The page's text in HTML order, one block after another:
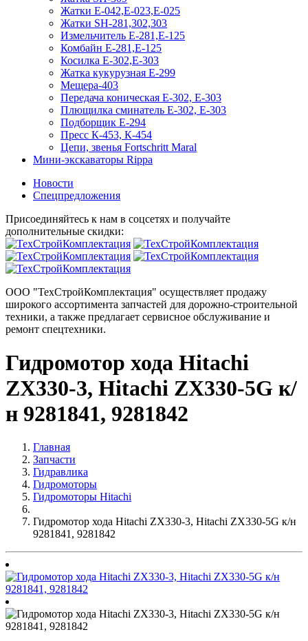
Жатки Е-042,Е-023,Е-025
Жатки SH-281,302,303
Измельчитель Е-281,Е-125
Комбайн Е-281,Е-125
Косилка Е-302,Е-303
Жатка кукурузная Е-299
Мещера-403
Передача коническая Е-302, Е-303
Плющилка сминатель Е-302, Е-303
Подборщик Е-294
Пресс К-453, К-454
Цепи, звенья Fortschritt Maral
Мини-экскаваторы Rippa
Новости
Спецпредложения
Присоединяйтесь к нам в соцсетях и получайте
дополнительные скидки:
ООО "ТехСтройКомплектация" осуществляет продажу
широкого ассортимента запчастей для дорожно-строительной
техники, а также предлагает сервисное обслуживание и
ремонт спецтехники.
Гидромотор хода Hitachi
ZX330-3, Hitachi ZX330-5G к/
н 9281841, 9281842
Главная
Запчасти
Гидравлика
Гидромоторы
Гидромоторы Hitachi
Гидромотор хода Hitachi ZX330-3, Hitachi ZX330-5G к/н
9281841, 9281842